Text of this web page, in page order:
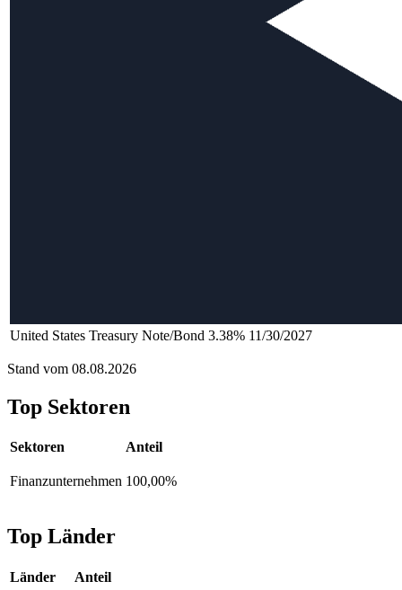
United States Treasury Note/Bond 3.38% 11/30/2027
Stand vom 08.08.2026
Top Sektoren
Sektoren Anteil
Finanzunternehmen 100,00%
Top Länder
Länder Anteil